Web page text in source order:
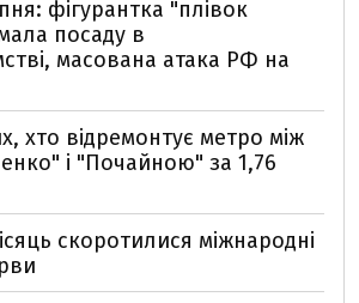
фігурантка "плівок
посаду в
масована атака РФ на
хто відремонтує метро між
і "Почайною" за 1,76
скоротилися міжнародні